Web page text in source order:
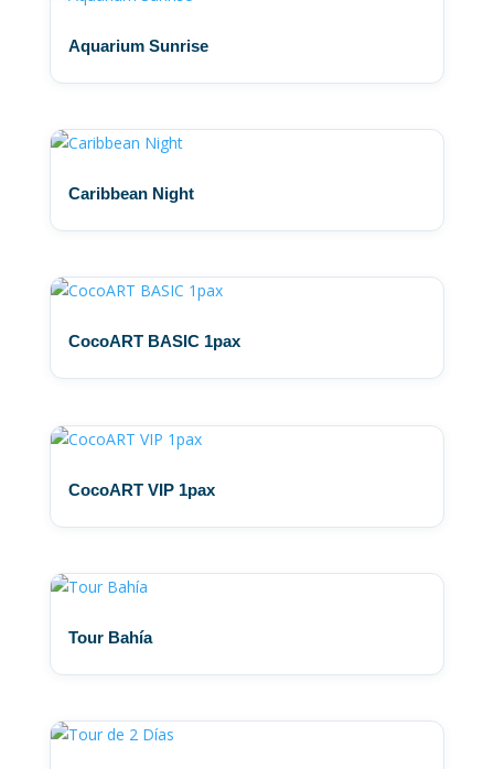
Aquarium Sunrise
Caribbean Night
CocoART BASIC 1pax
CocoART VIP 1pax
Tour Bahía